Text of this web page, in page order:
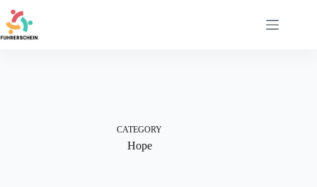
content
CATEGORY
Hope